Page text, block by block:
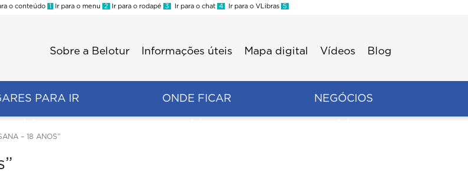
o conteúdo 1 Ir para o menu 2 Ir para o rodapé 3 Ir para o chat 4 Ir para o VLibras 5
Sobre a Belotur Informações úteis Mapa digital Vídeos Blog
PARA IR ONDE FICAR NEGÓCIOS
– 18 ANOS”